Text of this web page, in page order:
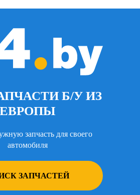
Б/У ИЗ
ЕВРОПЫ
запчасть для своего
автомобиля
ЗАПЧАСТЕЙ